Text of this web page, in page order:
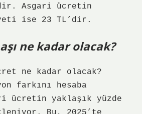
Asgari ücretin
ise 23 TL’dir.
ne kadar olacak?
ne kadar olacak?
farkını hesaba
ücretin yaklaşık yüzde